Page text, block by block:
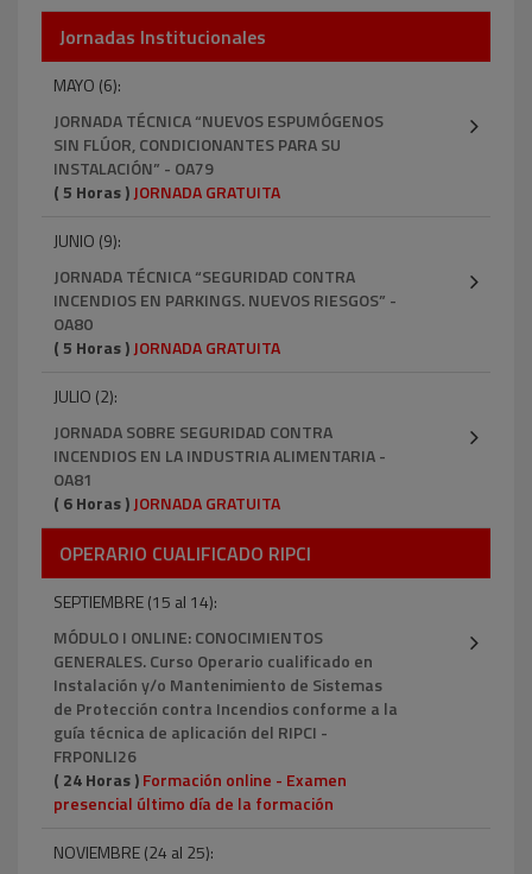
Jornadas Institucionales
MAYO (6):
JORNADA TÉCNICA “NUEVOS ESPUMÓGENOS
SIN FLÚOR, CONDICIONANTES PARA SU
INSTALACIÓN” - OA79
( 5 Horas )JORNADA GRATUITA
JUNIO (9):
JORNADA TÉCNICA “SEGURIDAD CONTRA
INCENDIOS EN PARKINGS. NUEVOS RIESGOS” -
OA80
( 5 Horas )JORNADA GRATUITA
JULIO (2):
JORNADA SOBRE SEGURIDAD CONTRA
INCENDIOS EN LA INDUSTRIA ALIMENTARIA -
OA81
( 6 Horas )JORNADA GRATUITA
OPERARIO CUALIFICADO RIPCI
SEPTIEMBRE (15 al 14):
MÓDULO I ONLINE: CONOCIMIENTOS
GENERALES. Curso Operario cualificado en
Instalación y/o Mantenimiento de Sistemas
de Protección contra Incendios conforme a la
guía técnica de aplicación del RIPCI -
FRPONLI26
( 24 Horas )Formación online - Examen
presencial último día de la formación
NOVIEMBRE (24 al 25):